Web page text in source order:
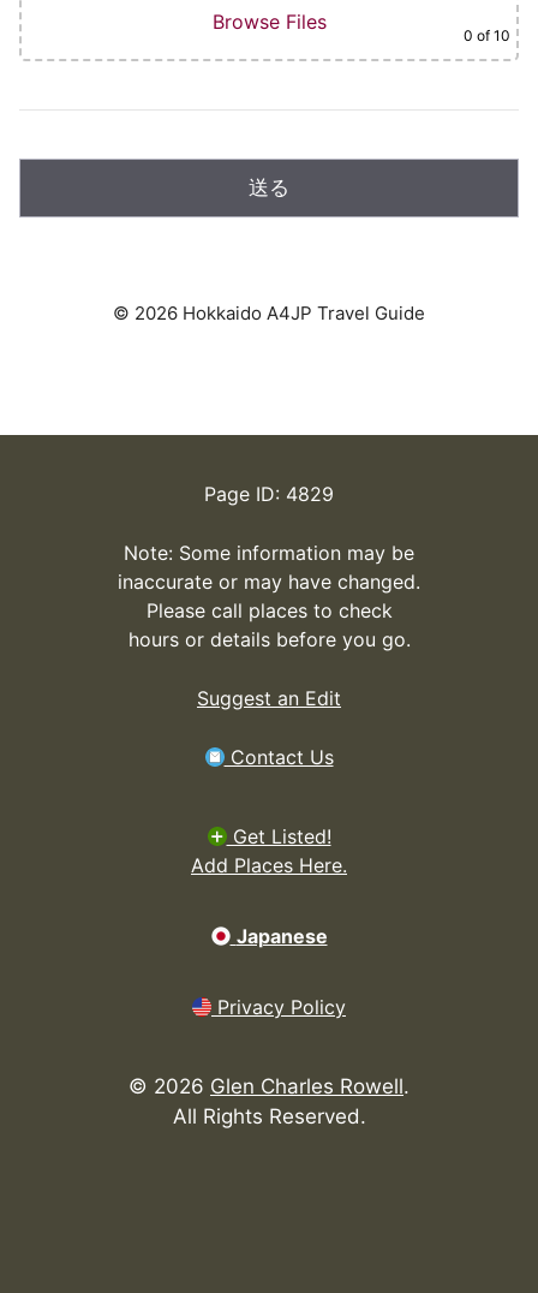
Browse Files
0 of 10
© 2026 Hokkaido A4JP Travel Guide
Page ID: 4829
Note: Some information may be
inaccurate or may have changed.
Please call places to check
hours or details before you go.
Suggest an Edit
Contact Us
Get Listed!
Add Places Here.
Japanese
Privacy Policy
© 2026 Glen Charles Rowell.
All Rights Reserved.